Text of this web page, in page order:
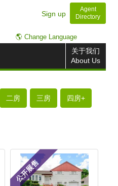
Sign up
Agent
Directory
🌎 Change Language
关于我们
About Us
二房 三房 四房+
公开展售